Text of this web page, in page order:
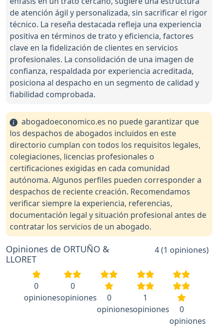
de atención ágil y personalizada, sin sacrificar el rigor
técnico. La reseña destacada refleja una experiencia
positiva en términos de trato y eficiencia, factores
clave en la fidelización de clientes en servicios
profesionales. La consolidación de una imagen de
confianza, respaldada por experiencia acreditada,
posiciona al despacho en un segmento de calidad y
fiabilidad comprobada.
abogadoeconomico.es no puede garantizar que
los despachos de abogados incluidos en este
directorio cumplan con todos los requisitos legales,
colegiaciones, licencias profesionales o
certificaciones exigidas en cada comunidad
autónoma. Algunos perfiles pueden corresponder a
despachos de reciente creación. Recomendamos
verificar siempre la experiencia, referencias,
documentación legal y situación profesional antes de
contratar los servicios de un abogado.
Opiniones de ORTUÑO &
LLORET
4 (1 opiniones)
0
opiniones
0
opiniones
0
opiniones
1
opiniones
0
opiniones